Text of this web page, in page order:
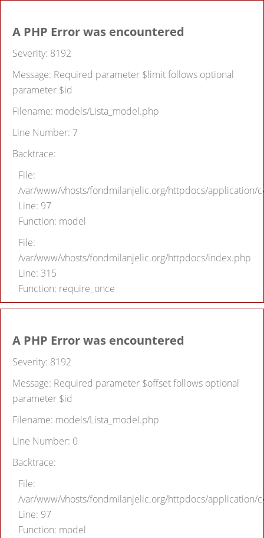
A PHP Error was encountered
Severity: 8192
Message: Required parameter $limit follows optional
parameter $id
Filename: models/Lista_model.php
Line Number: 7
Backtrace:
File:
/var/www/vhosts/fondmilanjelic.org/httpdocs/application/
Line: 97
Function: model
File:
/var/www/vhosts/fondmilanjelic.org/httpdocs/index.php
Line: 315
Function: require_once
A PHP Error was encountered
Severity: 8192
Message: Required parameter $offset follows optional
parameter $id
Filename: models/Lista_model.php
Line Number: 0
Backtrace:
File:
/var/www/vhosts/fondmilanjelic.org/httpdocs/application/
Line: 97
Function: model